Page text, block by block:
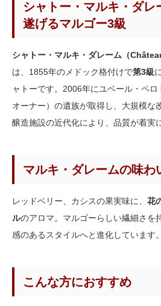
シャトー・マルキ・ダレ
遂げるマルゴー3級
シャトー・マルキ・ダレーム（
は、1855年のメドック格付けで第3級
ャトーです。2006年にユベール・ペ
オーナー）の遺族が取得し、大規模な
醸造施設の近代化により、品質が着実
マルキ・ダレームの味わ
レッドベリー、カシスの果実味に、 花
ルのアロマ。マルゴーらしい繊細さを
感のあるスタイルへと進化しています。
こんな方におすすめ